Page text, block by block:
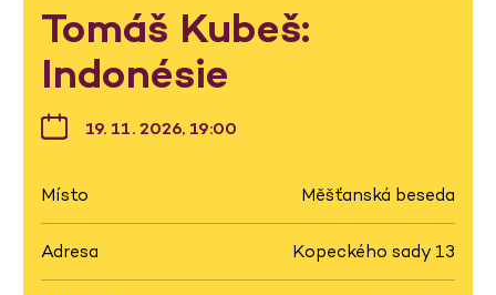
Tomáš Kubeš:
Indonésie
19. 11. 2026, 19:00
Místo Měšťanská beseda
Adresa Kopeckého sady 13